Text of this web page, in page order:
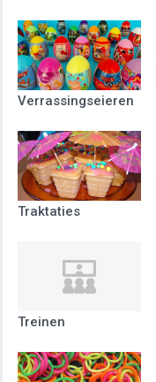
Verrassingseieren
Traktaties
Treinen